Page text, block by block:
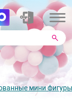
мини фигуры